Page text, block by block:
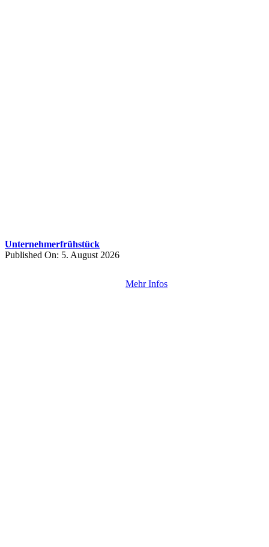
Unternehmerfrühstück
Published On: 5. August 2026
Mehr Infos